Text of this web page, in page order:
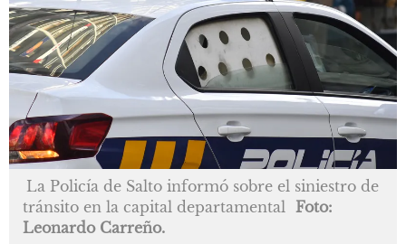
La Policía de Salto informó sobre el siniestro de
tránsito en la capital departamental Foto:
Leonardo Carreño.